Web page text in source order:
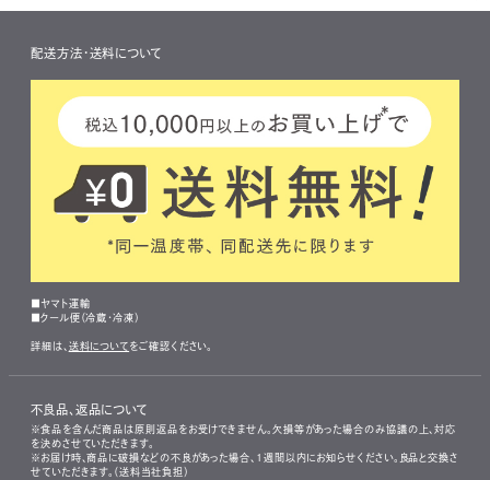
配送方法・送料について
■ヤマト運輸
■クール便（冷蔵・冷凍）
詳細は、 送料について をご確認ください。
不良品、返品について
※食品を含んだ商品は原則返品をお受けできません。欠損等があった場合のみ協議の上、対応
を決めさせていただきます。
※お届け時、商品に破損などの不良があった場合、1週間以内にお知らせください。良品と交換さ
せていただきます。（送料当社負担）